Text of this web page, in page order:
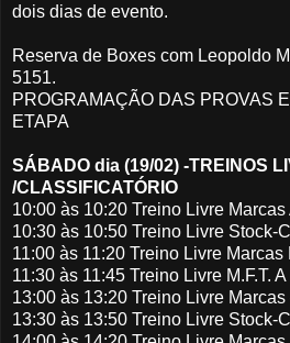
dois dias de evento.
Reserva de Boxes com Leopoldo
5151.
PROGRAMAÇÃO DAS PROVAS
ETAPA
SÁBADO dia (19/02) -TREINOS
/CLASSIFICATÓRIO
10:00 às 10:20 Treino Livre Marcas
10:30 às 10:50 Treino Livre Stock-
11:00 às 11:20 Treino Livre Marcas
11:30 às 11:45 Treino Livre M.F.T. A
13:00 às 13:20 Treino Livre Marcas
13:30 às 13:50 Treino Livre Stock-